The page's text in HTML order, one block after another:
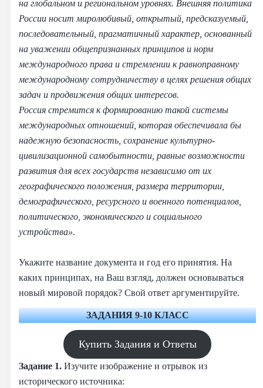
на глобальном и региональном уровнях. Внешняя политика
России носит миролюбивый, открытый, предсказуемый,
последовательный, прагматичный характер, основанный
на уважении общепризнанных принципов и норм
международного права и стремлении к равноправному
международному сотрудничеству в целях решения общих
задач и продвижения общих интересов.
Россия стремится к формированию такой системы
международных отношений, которая обеспечивала бы
надежную безопасность, сохранение культурно-
цивилизационной самобытности, равные возможности
развития для всех государств независимо от их
географического положения, размера территории,
демографического, ресурсного и военного потенциалов,
политического, экономического и социального
устройства».
Укажите название документа и год его принятия. На
каких принципах, на Ваш взгляд, должен основываться
новый мировой порядок? Свой ответ аргументируйте.
ЗАДАНИЯ 9-10 КЛАСС
Купить Задания и Ответы
Задание 1. Изучите изображение и отрывок из
исторического источника: